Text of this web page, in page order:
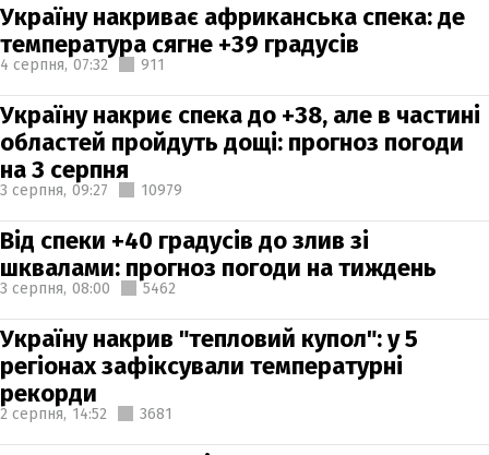
Україну накриває африканська спека: де
температура сягне +39 градусів
4 серпня, 07:32 911
Україну накриє спека до +38, але в частині
областей пройдуть дощі: прогноз погоди
на 3 серпня
3 серпня, 09:27 10979
Від спеки +40 градусів до злив зі
шквалами: прогноз погоди на тиждень
3 серпня, 08:00 5462
Україну накрив "тепловий купол": у 5
регіонах зафіксували температурні
рекорди
2 серпня, 14:52 3681